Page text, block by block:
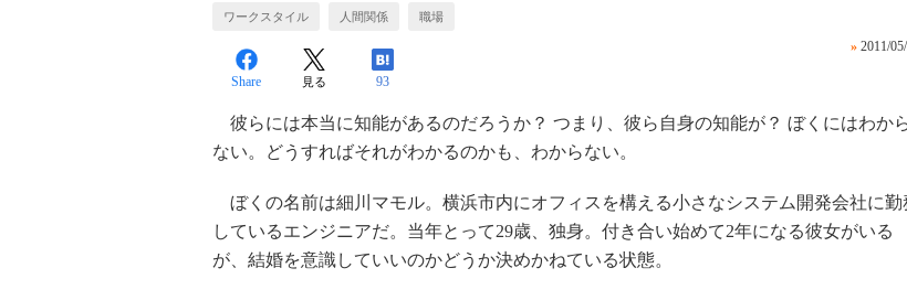
ワークスタイル 人間関係 職場
» 2011/
Share 見る 93
彼らには本当に知能があるのだろうか？ つまり、彼ら自身の知能が？ ぼくにはわか
ない。どうすればそれがわかるのかも、わからない。
ぼくの名前は細川マモル。横浜市内にオフィスを構える小さなシステム開発会社に勤
しているエンジニアだ。当年とって29歳、独身。付き合い始めて2年になる彼女がいる
が、結婚を意識していいのかどうか決めかねている状態。